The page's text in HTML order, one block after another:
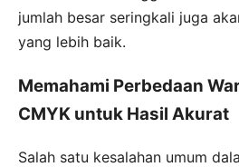
jumlah besar seringkali juga
yang lebih baik.
Memahami Perbedaan
CMYK untuk Hasil Akurat
Salah satu kesalahan umum